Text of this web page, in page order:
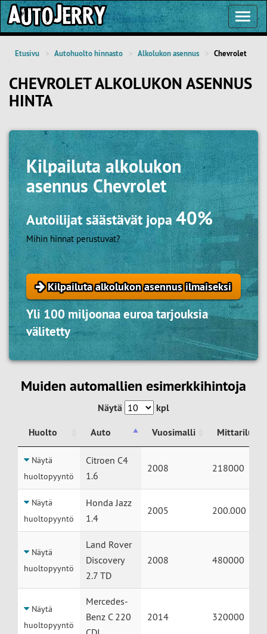
Etusivu Autohuolto hinnasto Alkolukon asennus Chevrolet
CHEVROLET ALKOLUKON ASENNUS
HINTA
Kilpailutaalkolukon
asennus Chevrolet
Autoilijat säästävät jopa40%
Mihin hinnat perustuvat?
Kilpailuta alkolukon asennus ilmaiseksi
Yli 100 miljoonaa euroa tarjouksia
välitetty
Muiden automallien esimerkkihintoja
Näytä
kpl
Huolto
Auto Vuosimalli
Huolto
Auto
Näytä
huoltopyyntö
Citroen C4
1.6
2008 218000
Näytä
huoltopyyntö
Honda Jazz
1.4
2005 200.000
Näytä
huoltopyyntö
Land Rover
Discovery
2.7 TD
2008 480000
Näytä
huoltopyyntö
Mercedes-
Benz C 220
2014 320000